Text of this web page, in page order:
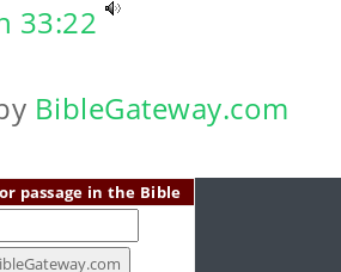
33:22
BibleGateway.com
passage in the Bible